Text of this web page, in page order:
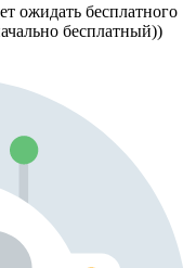
ожидать бесплатного
бесплатный))